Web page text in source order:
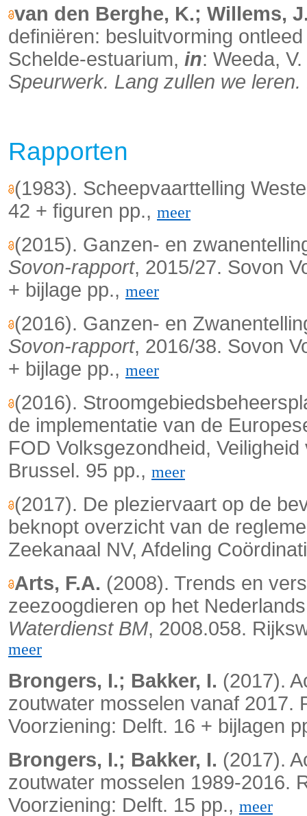
van den Berghe, K.; Willems,
definiëren: besluitvorming
Schelde-estuarium, in: Weeda, V.
Speurwerk. Lang zullen we
Rapporten
(1983). Scheepvaarttelling
42 + figuren pp., meer
(2015). Ganzen- en
Sovon-rapport, 2015/27. Sovon
+ bijlage pp., meer
(2016). Ganzen- en
Sovon-rapport, 2016/38. Sovon
+ bijlage pp., meer
(2016).
de implementatie van de
FOD Volksgezondheid,
Brussel. 95 pp., meer
(2017). De pleziervaart op de
beknopt overzicht van de
Zeekanaal NV, Afdeling
Arts, F.A. (2008). Trends en
zeezoogdieren op het
Waterdienst BM, 2008.058.
meer
Brongers, I.; Bakker, I. (2017).
zoutwater mosselen vanaf 2017.
Voorziening: Delft. 16 + bijlagen
Brongers, I.; Bakker, I. (2017).
zoutwater mosselen 1989-2016.
Voorziening: Delft. 15 pp., meer